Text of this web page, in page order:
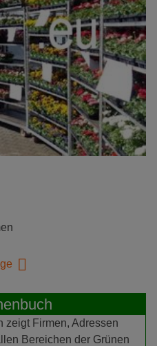
zeigt Firmen, Adressen
Bereichen der Grünen